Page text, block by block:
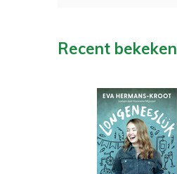
Recent bekeken